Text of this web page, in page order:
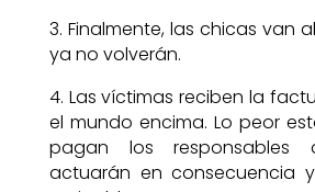
3. Finalmente, las chicas van
ya no volverán.
4. Las víctimas reciben la
el mundo encima. Lo peor
pagan los responsables
actuarán en consecuencia